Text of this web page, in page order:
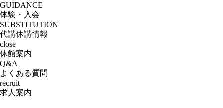
GUIDANCE
体験・入会
SUBSTITUTION
代講休講情報
close
休館案内
Q&A
よくある質問
recruit
求人案内